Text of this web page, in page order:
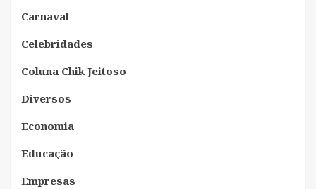
Carnaval
Celebridades
Coluna Chik Jeitoso
Diversos
Economia
Educação
Empresas